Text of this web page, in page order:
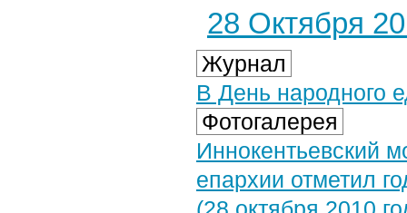
28 Октября
Журнал
В День народного
Фотогалерея
Иннокентьевский
епархии отметил